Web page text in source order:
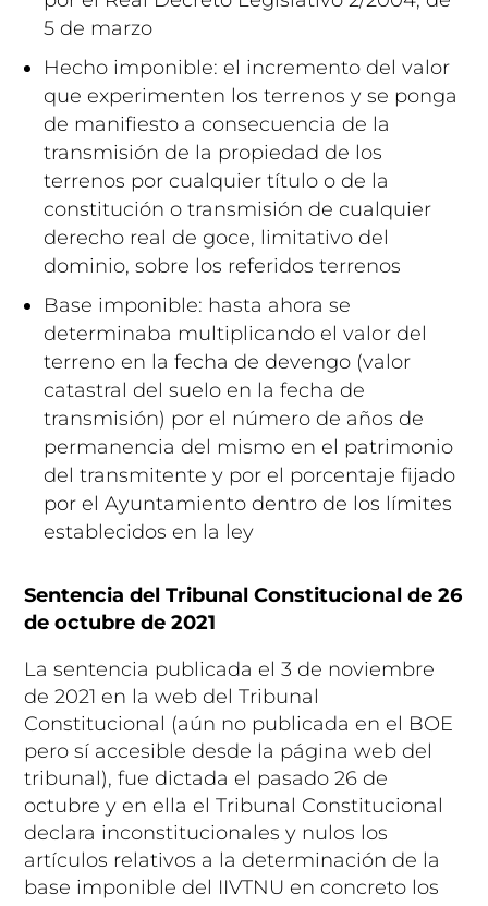
5 de marzo
Hecho imponible: el incremento del valor
que experimenten los terrenos y se ponga
de manifiesto a consecuencia de la
transmisión de la propiedad de los
terrenos por cualquier título o de la
constitución o transmisión de cualquier
derecho real de goce, limitativo del
dominio, sobre los referidos terrenos
Base imponible: hasta ahora se
determinaba multiplicando el valor del
terreno en la fecha de devengo (valor
catastral del suelo en la fecha de
transmisión) por el número de años de
permanencia del mismo en el patrimonio
del transmitente y por el porcentaje fijado
por el Ayuntamiento dentro de los límites
establecidos en la ley
Sentencia del Tribunal Constitucional de 26
de octubre de 2021
La sentencia publicada el 3 de noviembre
de 2021 en la web del Tribunal
Constitucional (aún no publicada en el BOE
pero sí accesible desde la página web del
tribunal), fue dictada el pasado 26 de
octubre y en ella el Tribunal Constitucional
declara inconstitucionales y nulos los
artículos relativos a la determinación de la
base imponible del IIVTNU en concreto los